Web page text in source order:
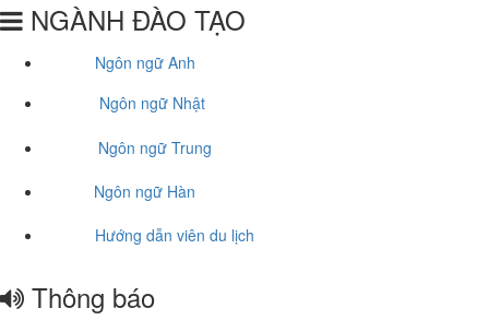
NGÀNH ĐÀO TẠO
Ngôn ngữ Anh
Ngôn ngữ Nhật
Ngôn ngữ Trung
Ngôn ngữ Hàn
Hướng dẫn viên du lịch
Thông báo